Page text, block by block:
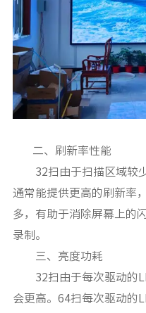
二、刷新率性能
32扫由于扫描区域较少
通常能提供更高的刷新率
多，有助于消除屏幕上的
录制。
三、亮度功耗
32扫由于每次驱动的
会更高。64扫每次驱动的